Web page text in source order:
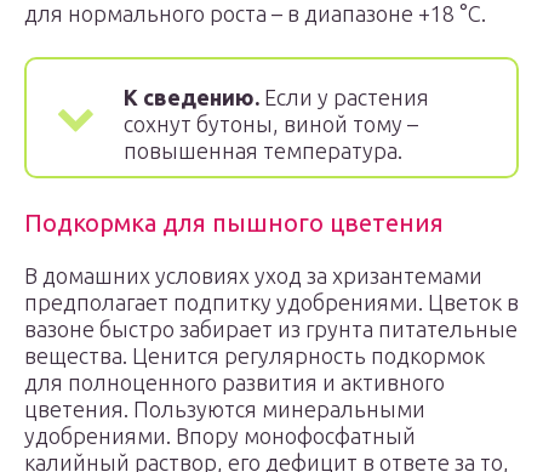
для нормального роста – в диапазоне +18 °С.
К сведению. Если у растения
сохнут бутоны, виной тому –
повышенная температура.
Подкормка для пышного цветения
В домашних условиях уход за хризантемами
предполагает подпитку удобрениями. Цветок в
вазоне быстро забирает из грунта питательные
вещества. Ценится регулярность подкормок
для полноценного развития и активного
цветения. Пользуются минеральными
удобрениями. Впору монофосфатный
калийный раствор, его дефицит в ответе за то,